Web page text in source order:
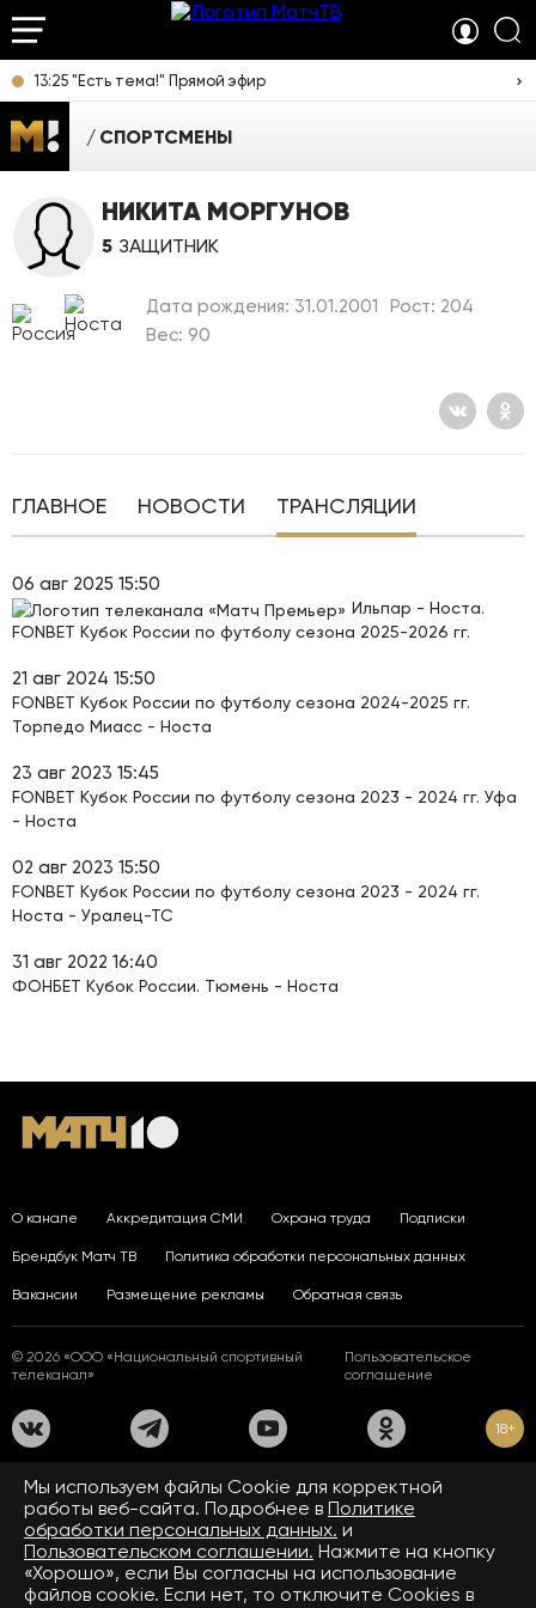
13:25 "Есть тема!" Прямой эфир
СПОРТСМЕНЫ
НИКИТА МОРГУНОВ
5 ЗАЩИТНИК
Дата рождения: 31.01.2001
Рост: 204
Вес: 90
ГЛАВНОЕ НОВОСТИ ТРАНСЛЯЦИИ
06 авг 2025 15:50
Ильпар - Носта.
FONBET Кубок России по футболу сезона 2025-2026 гг.
21 авг 2024 15:50
FONBET Кубок России по футболу сезона 2024-2025 гг.
Торпедо Миасс - Носта
23 авг 2023 15:45
FONBET Кубок России по футболу сезона 2023 - 2024 гг. Уфа
- Носта
02 авг 2023 15:50
FONBET Кубок России по футболу сезона 2023 - 2024 гг.
Носта - Уралец-ТС
31 авг 2022 16:40
ФОНБЕТ Кубок России. Тюмень - Носта
О канале Аккредитация СМИ Охрана труда Подписки
Брендбук Матч ТВ Политика обработки персональных данных
Вакансии Размещение рекламы Обратная связь
© 2026 «ООО «Национальный спортивный
телеканал»
Пользовательское
соглашение
18+
На сайте применяются рекомендательные технологии. Подробнее
Правилах применения рекомендательных технологий.
Средство массовой информации сетевое издание «www.matchtv.ru»
зарегистрировано Федеральной службой по надзору в сфере связи,
информационных технологий и массовых коммуникаций (Роскомнадзор).
Свидетельство о регистрации средства массовой информации ЭЛ № ФС 77 - 72390
от 28.02.2018. Название — www.matchtv.ru.
Мы используем файлы Сookie для корректной
работы веб-сайта. Подробнее в Политике
обработки персональных данных. и
Пользовательском соглашении. Нажмите на кнопку
«Хорошо», если Вы согласны на использование
файлов cookie. Если нет, то отключите Cookies в